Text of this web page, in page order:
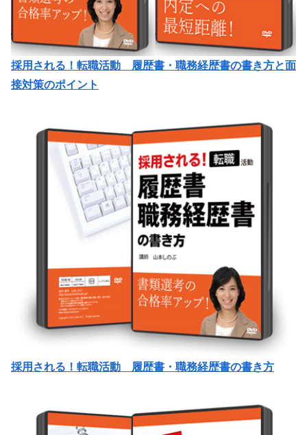
採用される！転職活動 履歴書・職務経歴書の書き方と面
接対策のポイント
採用される！転職活動 履歴書・職務経歴書の書き方